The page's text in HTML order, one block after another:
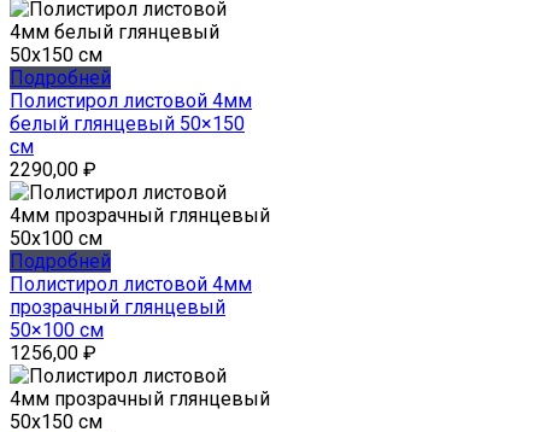
Подробней
Полистирол листовой 4мм
белый глянцевый 50×150
см
2290,00 ₽
Подробней
Полистирол листовой 4мм
прозрачный глянцевый
50×100 см
1256,00 ₽